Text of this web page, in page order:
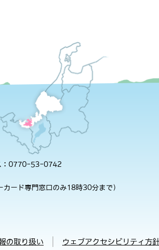
：0770-53-0742
ード専門窓口のみ18時30分まで）
の取り扱い ウェブアクセシビリティ方